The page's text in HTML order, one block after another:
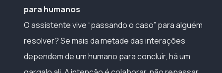
para humanos
O assistente vive “passando o caso” para alguém
resolver? Se mais da metade das interações
dependem de um humano para concluir, há um